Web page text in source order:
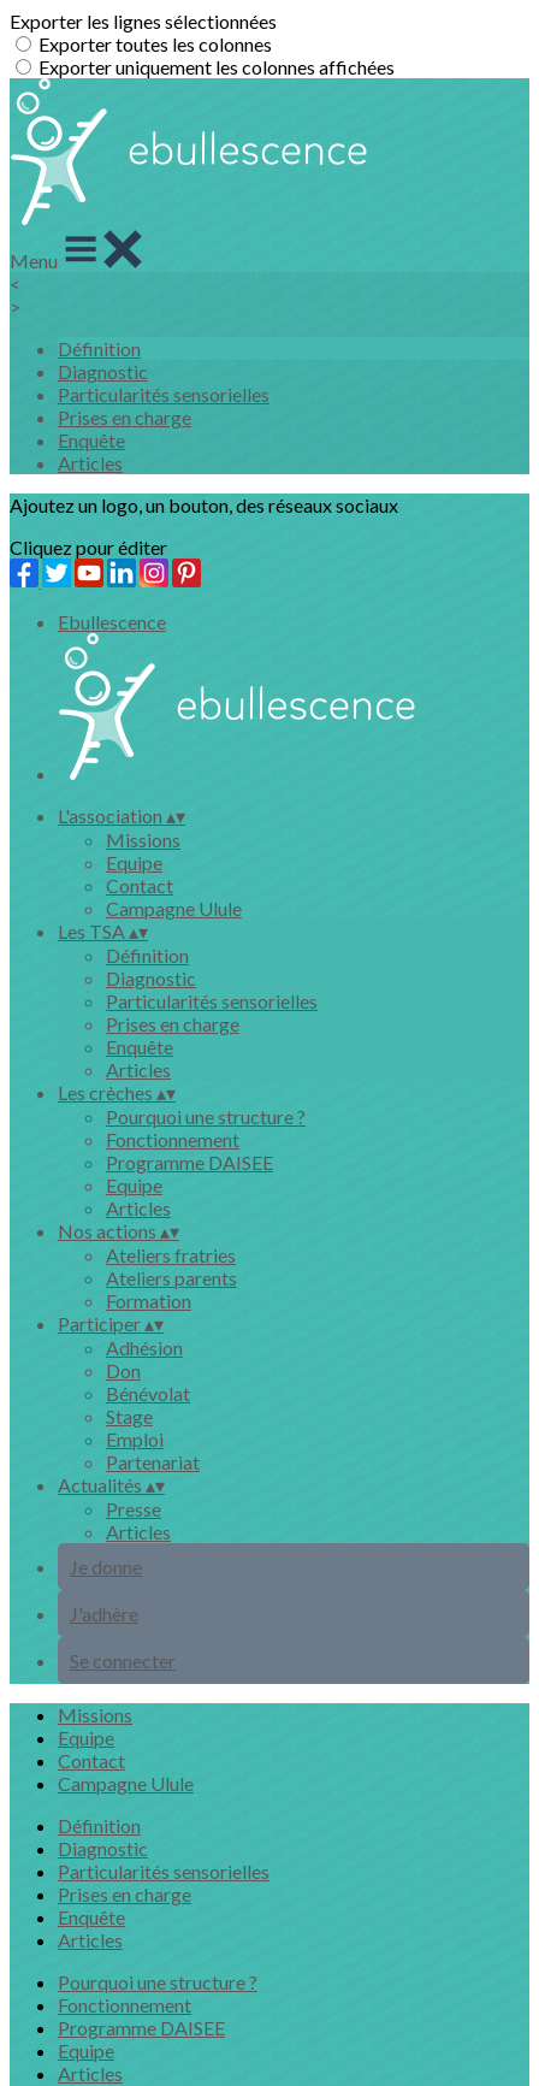
Exporter les lignes sélectionnées
Exporter toutes les colonnes
Exporter uniquement les colonnes affichées
Menu
<
>
Définition
Diagnostic
Particularités sensorielles
Prises en charge
Enquête
Articles
Ajoutez un logo, un bouton, des réseaux sociaux
Cliquez pour éditer
Ebullescence
L'association ▴▾
Missions
Equipe
Contact
Campagne Ulule
Les TSA ▴▾
Définition
Diagnostic
Particularités sensorielles
Prises en charge
Enquête
Articles
Les crèches ▴▾
Pourquoi une structure ?
Fonctionnement
Programme DAISEE
Equipe
Articles
Nos actions ▴▾
Ateliers fratries
Ateliers parents
Formation
Participer▴▾
Adhésion
Don
Bénévolat
Stage
Emploi
Partenariat
Actualités ▴▾
Presse
Articles
Je donne
J'adhère
Se connecter
Missions
Equipe
Contact
Campagne Ulule
Définition
Diagnostic
Particularités sensorielles
Prises en charge
Enquête
Articles
Pourquoi une structure ?
Fonctionnement
Programme DAISEE
Equipe
Articles